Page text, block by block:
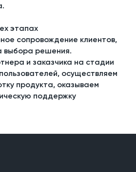
этапах
сопровождение клиентов,
выбора решения.
и заказчика на стадии
осуществляем
продукта, оказываем
поддержку